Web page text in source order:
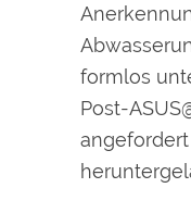
formlos
Post-